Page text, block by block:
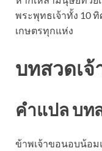
พระพุทธเจ้าทั้ง 10
เกษตรทุกแห่ง
บทสวดเ
คำแปล บท
ข้าพเจ้าขอนอบน้อ